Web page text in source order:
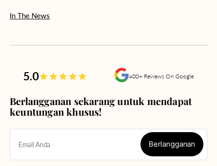
In The News
5.0 400+ Reviews On Google
Berlangganan sekarang untuk mendapat
keuntungan khusus!
Email Anda Berlangganan